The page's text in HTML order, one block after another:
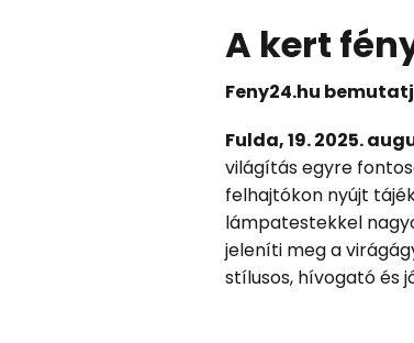
A kert
Feny24.hu
Fulda, 19. 2025.
világítás egyre
felhajtókon nyújt
lámpatestekkel
jeleníti meg a
stílusos, hívogató és